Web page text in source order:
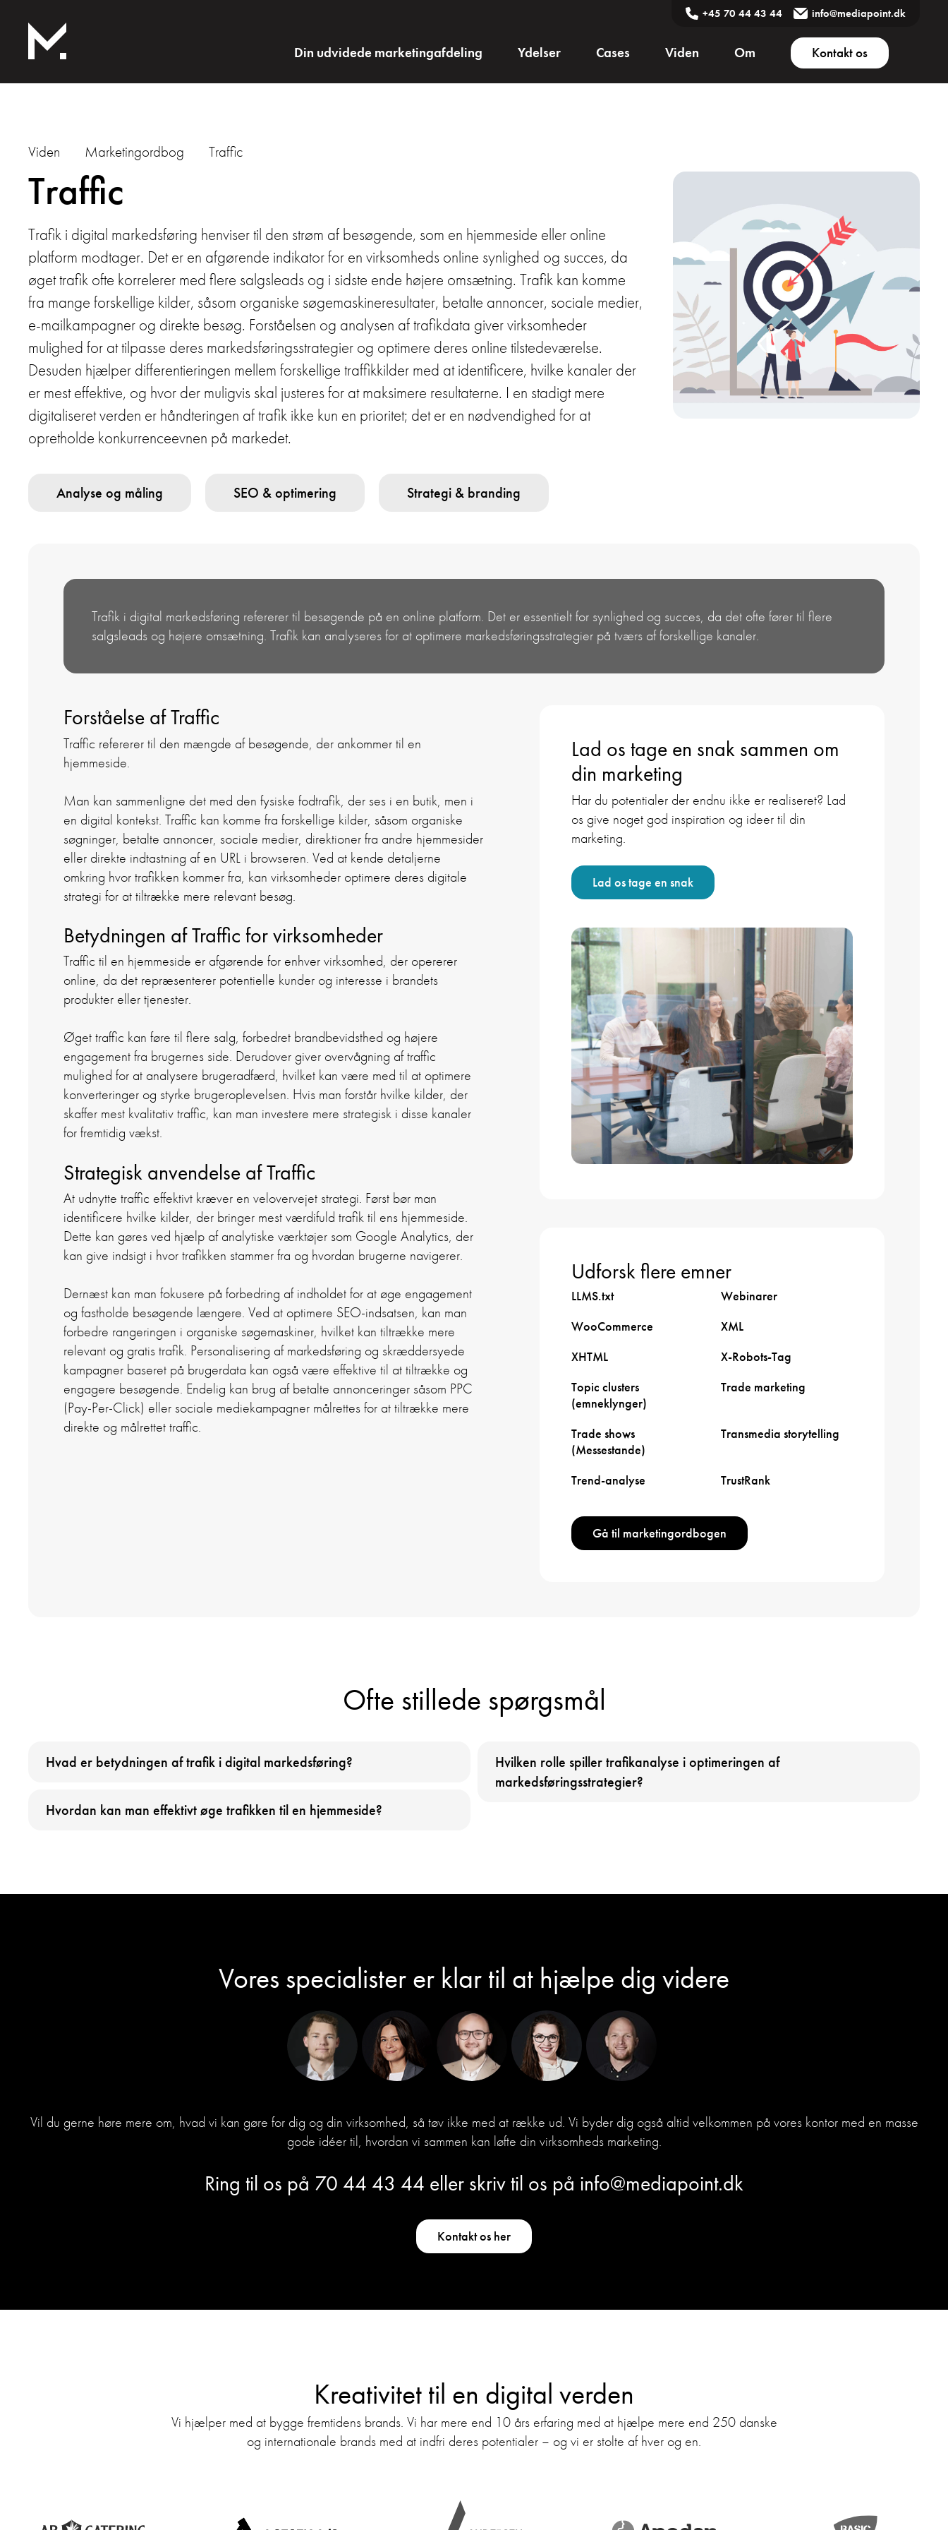
+45 70 44 43 44 info@mediapoint.dk
Din udvidede marketingafdeling Ydelser Cases Viden Om Kontakt os
Viden Marketingordbog Traffic
Traffic
Trafik i digital markedsføring henviser til den strøm af besøgende, som en hjemmeside eller online
platform modtager. Det er en afgørende indikator for en virksomheds online synlighed og succes, da
øget trafik ofte korrelerer med flere salgsleads og i sidste ende højere omsætning. Trafik kan komme
fra mange forskellige kilder, såsom organiske søgemaskineresultater, betalte annoncer, sociale medier,
e-mailkampagner og direkte besøg. Forståelsen og analysen af trafikdata giver virksomheder
mulighed for at tilpasse deres markedsføringsstrategier og optimere deres online tilstedeværelse.
Desuden hjælper differentieringen mellem forskellige traffikkilder med at identificere, hvilke kanaler der
er mest effektive, og hvor der muligvis skal justeres for at maksimere resultaterne. I en stadigt mere
digitaliseret verden er håndteringen af trafik ikke kun en prioritet; det er en nødvendighed for at
opretholde konkurrenceevnen på markedet.
Analyse og måling SEO & optimering Strategi & branding
Trafik i digital markedsføring refererer til besøgende på en online platform. Det er essentielt for synlighed og succes, da det ofte fører til flere
salgsleads og højere omsætning. Trafik kan analyseres for at optimere markedsføringsstrategier på tværs af forskellige kanaler.
Forståelse af Traffic
Traffic refererer til den mængde af besøgende, der ankommer til en
hjemmeside.
Man kan sammenligne det med den fysiske fodtrafik, der ses i en butik, men i
en digital kontekst. Traffic kan komme fra forskellige kilder, såsom organiske
søgninger, betalte annoncer, sociale medier, direktioner fra andre hjemmesider
eller direkte indtastning af en URL i browseren. Ved at kende detaljerne
omkring hvor trafikken kommer fra, kan virksomheder optimere deres digitale
strategi for at tiltrække mere relevant besøg.
Betydningen af Traffic for virksomheder
Traffic til en hjemmeside er afgørende for enhver virksomhed, der opererer
online, da det repræsenterer potentielle kunder og interesse i brandets
produkter eller tjenester.
Øget traffic kan føre til flere salg, forbedret brandbevidsthed og højere
engagement fra brugernes side. Derudover giver overvågning af traffic
mulighed for at analysere brugeradfærd, hvilket kan være med til at optimere
konverteringer og styrke brugeroplevelsen. Hvis man forstår hvilke kilder, der
skaffer mest kvalitativ traffic, kan man investere mere strategisk i disse kanaler
for fremtidig vækst.
Strategisk anvendelse af Traffic
At udnytte traffic effektivt kræver en velovervejet strategi. Først bør man
identificere hvilke kilder, der bringer mest værdifuld trafik til ens hjemmeside.
Dette kan gøres ved hjælp af analytiske værktøjer som Google Analytics, der
kan give indsigt i hvor trafikken stammer fra og hvordan brugerne navigerer.
Dernæst kan man fokusere på forbedring af indholdet for at øge engagement
og fastholde besøgende længere. Ved at optimere SEO-indsatsen, kan man
forbedre rangeringen i organiske søgemaskiner, hvilket kan tiltrække mere
relevant og gratis trafik. Personalisering af markedsføring og skræddersyede
kampagner baseret på brugerdata kan også være effektive til at tiltrække og
engagere besøgende. Endelig kan brug af betalte annonceringer såsom PPC
(Pay-Per-Click) eller sociale mediekampagner målrettes for at tiltrække mere
direkte og målrettet traffic.
Lad os tage en snak sammen om
din marketing
Har du potentialer der endnu ikke er realiseret? Lad
os give noget god inspiration og ideer til din
marketing.
Lad os tage en snak
Udforsk flere emner
LLMS.txt
Webinarer
WooCommerce
XML
XHTML
X-Robots-Tag
Topic clusters
(emneklynger)
Trade marketing
Trade shows
(Messestande)
Transmedia storytelling
Trend-analyse TrustRank
Gå til marketingordbogen
Ofte stillede spørgsmål
Hvad er betydningen af trafik i digital markedsføring?
Hvordan kan man effektivt øge trafikken til en hjemmeside?
Hvilken rolle spiller trafikanalyse i optimeringen af
markedsføringsstrategier?
Vores specialister er klar til at hjælpe dig videre
Vil du gerne høre mere om, hvad vi kan gøre for dig og din virksomhed, så tøv ikke med at række ud. Vi byder dig også altid velkommen på vores kontor med en masse
gode idéer til, hvordan vi sammen kan løfte din virksomheds marketing.
Ring til os på 70 44 43 44 eller skriv til os på info@mediapoint.dk
Kontakt os her
Kreativitet til en digital verden
Vi hjælper med at bygge fremtidens brands. Vi har mere end 10 års erfaring med at hjælpe mere end 250 danske
og internationale brands med at indfri deres potentialer – og vi er stolte af hver og en.